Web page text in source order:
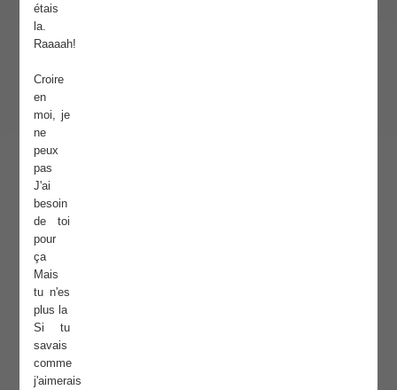
étais
la.
Raaaah!
Croire
en
moi, je
ne
peux
pas
J'ai
besoin
de toi
pour
ça
Mais
tu n'es
plus la
Si tu
savais
comme
j'aimerais